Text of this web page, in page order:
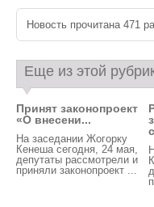
Новость прочитана 471
Еще из этой
Принят законопроект
«О внесени...
На заседании Жогорку
Кенеша сегодня, 24 мая,
депутаты рассмотрели и
приняли законопроект ...